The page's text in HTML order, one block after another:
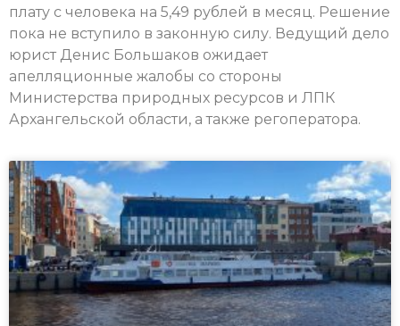
плату с человека на 5,49 рублей в месяц. Решение
пока не вступило в законную силу. Ведущий дело
юрист Денис Большаков ожидает
апелляционные жалобы со стороны
Министерства природных ресурсов и ЛПК
Архангельской области, а также регоператора.